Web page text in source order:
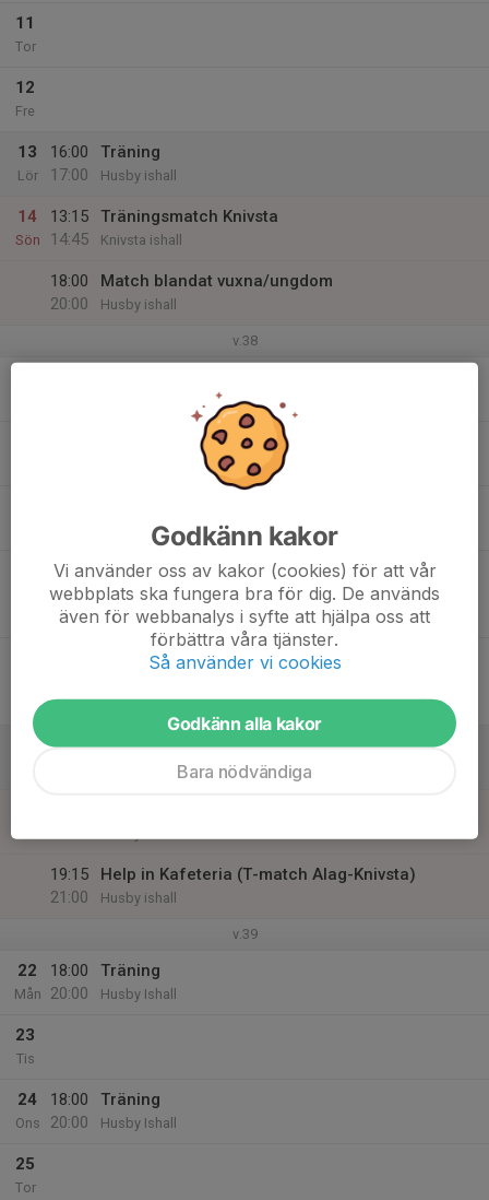
11
Tor
12
Fre
13
Lör
16:00
17:00
Träning
Husby ishall
14
Sön
13:15
14:45
Träningsmatch Knivsta
Knivsta ishall
18:00
20:00
Match blandat vuxna/ungdom
Husby ishall
v.38
Prova Kista Hockeys klubbkläder
Husby Ishall
19:00
21:00
Match mot Almtuna IS
U13P Röd grupp 1
Gränbyhallen (B)
Match mot Mälarö Hockeyförening vit
Husby Ishall
16:30
Träning
19:15
21:00
Help in Kafeteria (T-match Alag-Knivsta)
Husby ishall
v.39
22
Mån
18:00
20:00
Träning
Husby Ishall
23
Tis
24
Ons
18:00
20:00
Träning
Husby Ishall
25
Tor
Godkänn kakor
Vi använder oss av kakor (cookies) för att vår
webbplats ska fungera bra för dig. De används
även för webbanalys i syfte att hjälpa oss att
förbättra våra tjänster.
Så använder vi cookies
Godkänn alla kakor
Bara nödvändiga